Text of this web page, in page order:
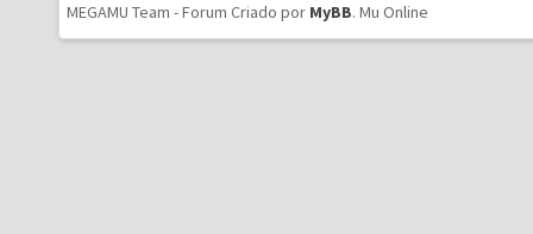
MEGAMU Team - Forum Criado por MyBB. Mu Online